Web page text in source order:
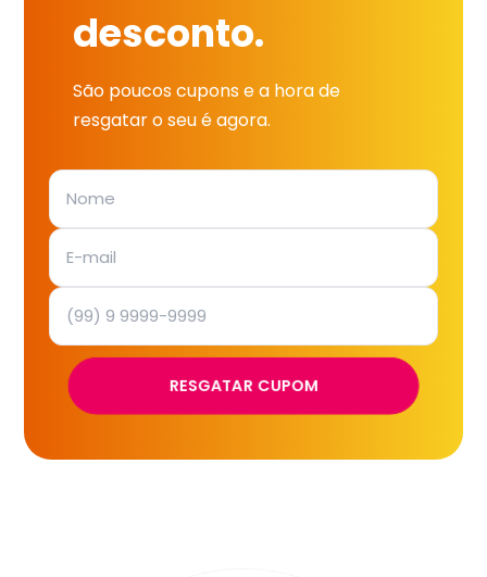
desconto.
São poucos cupons e a hora de
resgatar o seu é agora.
RESGATAR CUPOM